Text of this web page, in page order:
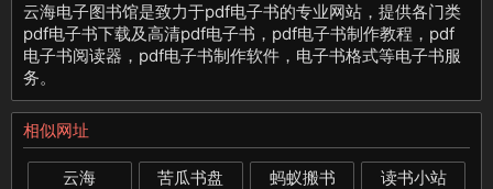
云海电子图书馆是致力于pdf电子书的专业网站，提供各门类
pdf电子书下载及高清pdf电子书，pdf电子书制作教程，pdf
电子书阅读器，pdf电子书制作软件，电子书格式等电子书服
务。
相似网址
云海 苦瓜书盘 蚂蚁搬书
读书小站